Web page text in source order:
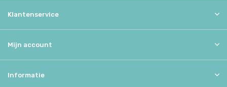
Klantenservice
Mijn account
Informatie